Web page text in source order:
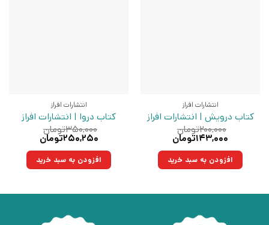
انتشارات افراز
کتاب درویش | انتشارات افراز
۲۰۰,۰۰۰تومان
قیمت
۲۰۰,۰۰۰تومان
بود.
۱۴۳,۰۰۰تومان
۱۴۳,۰۰۰تومان.افزودن به سبد خرید
انتشارات افراز
کتاب دروا | انتشارات افراز
۳۵۰,۰۰۰تومان
قیمت
۳۵۰,۰۰۰تومان
بود.
۲۵۰,۲۵۰تومان
۲۵۰,۲۵۰تومان.افزودن به سبد خرید